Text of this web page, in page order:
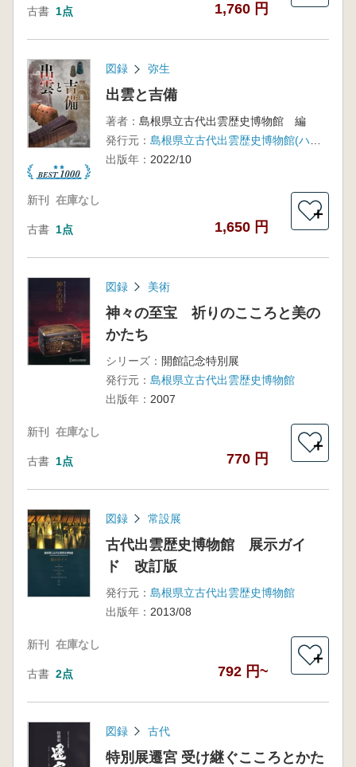
古書 1点 1,760 円
図録 弥生
出雲と吉備
著者： 島根県立古代出雲歴史博物館 編
発行元：
出版年： 2022/10
新刊 在庫なし
古書 1点 1,650 円
＋
図録 美術
神々の至宝 祈りのこころと美の
かたち
シリーズ： 開館記念特別展
発行元： 島根県立古代出雲歴史博物館
出版年： 2007
新刊 在庫なし
古書 1点 770 円
＋
図録 常設展
古代出雲歴史博物館 展示ガイ
ド 改訂版
発行元： 島根県立古代出雲歴史博物館
出版年： 2013/08
新刊 在庫なし
古書 2点 792 円~
＋
図録 古代
特別展遷宮 受け継ぐこころとかた